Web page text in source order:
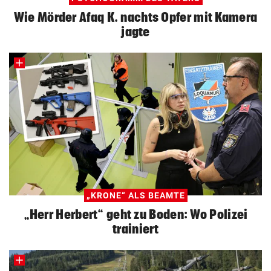
Wie Mörder Afaq K. nachts Opfer mit Kamera
jagte
„KRONE“ ALS BEAMTE
„Herr Herbert“ geht zu Boden: Wo Polizei
trainiert